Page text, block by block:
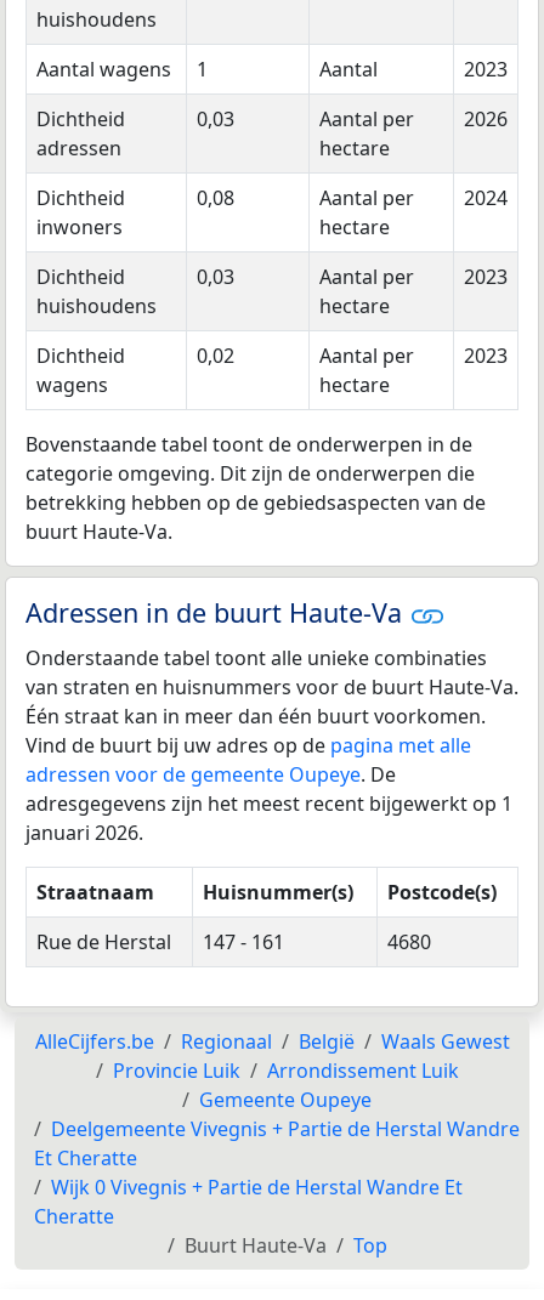
huishoudens
Aantal wagens 1 Aantal
2023
Dichtheid
adressen
0,03
Aantal per
hectare
2026
Dichtheid
inwoners
0,08
Aantal per
hectare
2024
Dichtheid
huishoudens
0,03
Aantal per
hectare
2023
Dichtheid
wagens
0,02
Aantal per
hectare
2023
Bovenstaande tabel toont de onderwerpen in de
categorie omgeving. Dit zijn de onderwerpen die
betrekking hebben op de gebiedsaspecten van de
buurt Haute-Va.
Adressen in de buurt Haute-Va
Onderstaande tabel toont alle unieke combinaties
van straten en huisnummers voor de buurt Haute-Va.
Één straat kan in meer dan één buurt voorkomen.
Vind de buurt bij uw adres op de pagina met alle
adressen voor de gemeente Oupeye. De
adresgegevens zijn het meest recent bijgewerkt op 1
januari 2026.
Straatnaam Huisnummer(s)
Postcode(s)
Rue de Herstal
147 - 161 4680
AlleCijfers.be Regionaal België
Waals Gewest
Provincie Luik
Arrondissement Luik
Gemeente Oupeye
Deelgemeente Vivegnis + Partie de Herstal Wandre
Et Cheratte
Wijk 0 Vivegnis + Partie de Herstal Wandre Et
Cheratte
Buurt Haute-Va
Top